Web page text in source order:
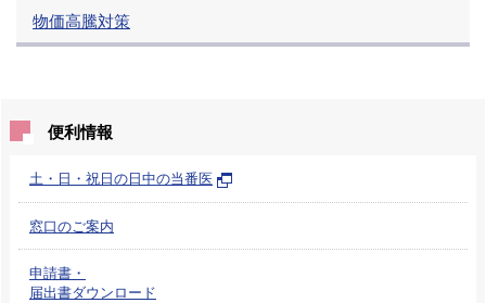
物価高騰対策
便利情報
土・日・祝日の日中の当番医
窓口のご案内
申請書・
届出書ダウンロード